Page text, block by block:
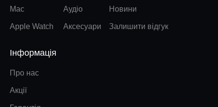
Mac
Apple Watch
Аудіо
Аксесуари
Новини
Залишити відгук
Інформація
Про нас
Акції